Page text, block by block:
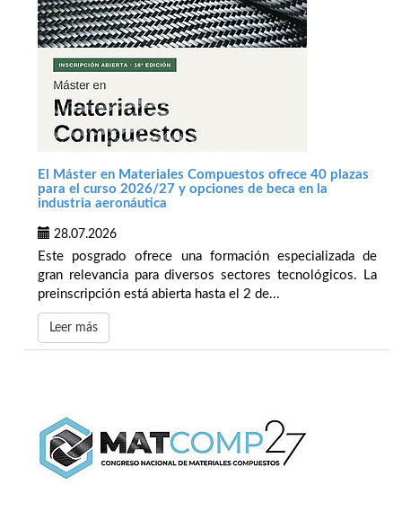
El Máster en Materiales Compuestos ofrece 40 plazas
para el curso 2026/27 y opciones de beca en la
industria aeronáutica
28.07.2026
Este posgrado ofrece una formación especializada de
gran relevancia para diversos sectores tecnológicos. La
preinscripción está abierta hasta el 2 de...
Leer más